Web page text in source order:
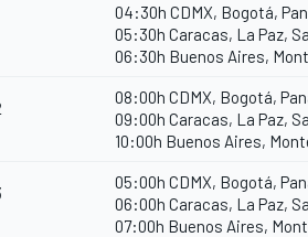
04:30h CDMX, Bogotá,
05:30h Caracas, La Paz,
06:30h Buenos Aires,
08:00h CDMX, Bogotá,
09:00h Caracas, La Paz,
10:00h Buenos Aires,
05:00h CDMX, Bogotá,
06:00h Caracas, La Paz,
07:00h Buenos Aires,